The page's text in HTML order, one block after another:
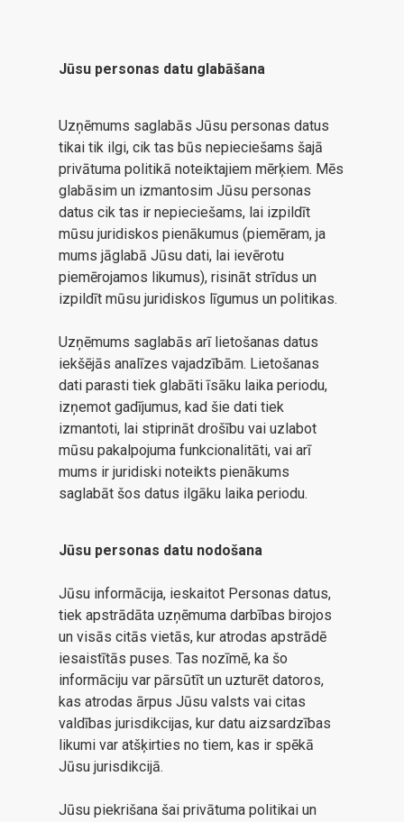
Jūsu personas datu glabāšana
Uzņēmums saglabās Jūsu personas datus
tikai tik ilgi, cik tas būs nepieciešams šajā
privātuma politikā noteiktajiem mērķiem. Mēs
glabāsim un izmantosim Jūsu personas
datus cik tas ir nepieciešams, lai izpildīt
mūsu juridiskos pienākumus (piemēram, ja
mums jāglabā Jūsu dati, lai ievērotu
piemērojamos likumus), risināt strīdus un
izpildīt mūsu juridiskos līgumus un politikas.
Uzņēmums saglabās arī lietošanas datus
iekšējās analīzes vajadzībām. Lietošanas
dati parasti tiek glabāti īsāku laika periodu,
izņemot gadījumus, kad šie dati tiek
izmantoti, lai stiprināt drošību vai uzlabot
mūsu pakalpojuma funkcionalitāti, vai arī
mums ir juridiski noteikts pienākums
saglabāt šos datus ilgāku laika periodu.
Jūsu personas datu nodošana
Jūsu informācija, ieskaitot Personas datus,
tiek apstrādāta uzņēmuma darbības birojos
un visās citās vietās, kur atrodas apstrādē
iesaistītās puses. Tas nozīmē, ka šo
informāciju var pārsūtīt un uzturēt datoros,
kas atrodas ārpus Jūsu valsts vai citas
valdības jurisdikcijas, kur datu aizsardzības
likumi var atšķirties no tiem, kas ir spēkā
Jūsu jurisdikcijā.
Jūsu piekrišana šai privātuma politikai un